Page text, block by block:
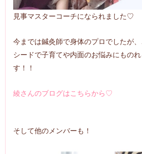
見事マスターコーチになられました♡
今までは鍼灸師で身体のプロでしたが
シードで子育てや内面のお悩みにもの
す！！
綾さんのブログはこちらから♡
そして他のメンバーも！